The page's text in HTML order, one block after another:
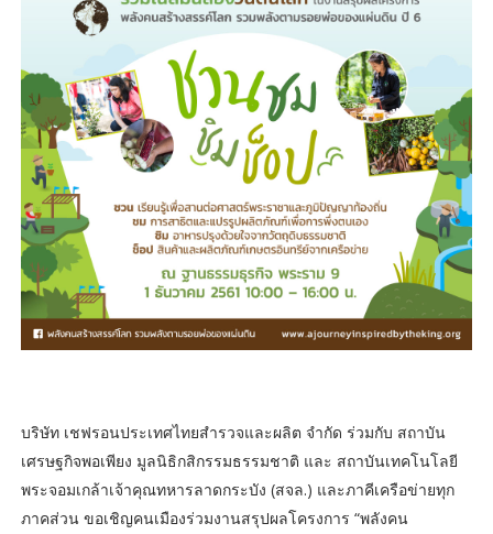
บริษัท เชฟรอนประเทศไทยสำรวจและผลิต จำกัด ร่วมกับ สถาบัน
เศรษฐกิจพอเพียง มูลนิธิกสิกรรมธรรมชาติ และ สถาบันเทคโนโลยี
พระจอมเกล้าเจ้าคุณทหารลาดกระบัง (สจล.) และภาคีเครือข่ายทุก
ภาคส่วน ขอเชิญคนเมืองร่วมงานสรุปผลโครงการ “พลังคน